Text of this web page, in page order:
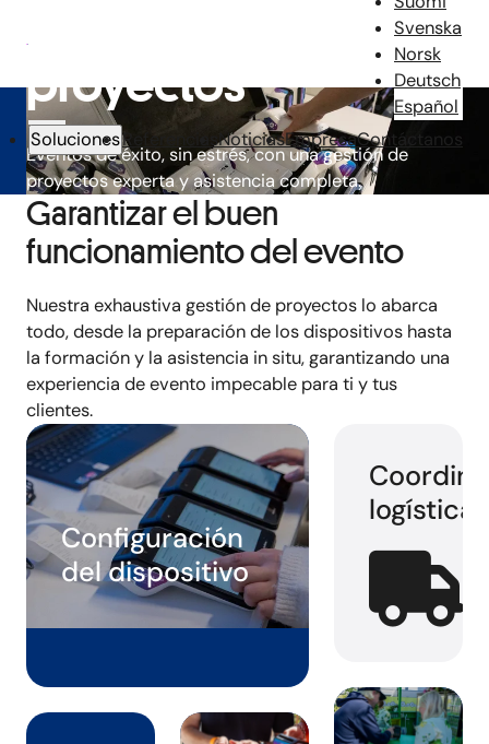
Svenska
Norsk
Deutsch
Español
SolucionesReferenciasNoticiasEmpresaContáctanos
proyectos
Eventos de éxito, sin estrés, con una gestión de
proyectos experta y asistencia completa.
Garantizar el buen
funcionamiento del evento
Nuestra exhaustiva gestión de proyectos lo abarca
todo, desde la preparación de los dispositivos hasta
la formación y la asistencia in situ, garantizando una
experiencia de evento impecable para ti y tus
clientes.
Configuración
del dispositivo
logística